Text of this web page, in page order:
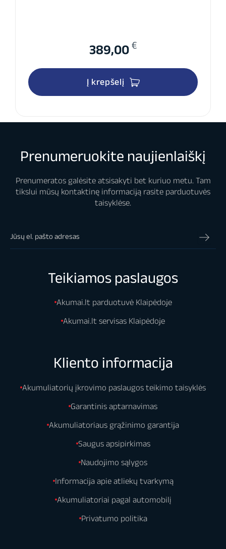
389,00 €
Į krepšelį
Prenumeruokite naujienlaiškį
Prenumeratos galėsite atsisakyti bet kuriuo metu. Tam
tikslui mūsų kontaktinę informaciją rasite parduotuvės
taisyklėse.
Teikiamos paslaugos
Akumai.lt parduotuvė Klaipėdoje
Akumai.lt servisas Klaipėdoje
Kliento informacija
Akumuliatorių įkrovimo paslaugos teikimo taisyklės
Garantinis aptarnavimas
Akumuliatoriaus grąžinimo garantija
Saugus apsipirkimas
Naudojimo sąlygos
Informacija apie atliekų tvarkymą
Akumuliatoriai pagal automobilį
Privatumo politika